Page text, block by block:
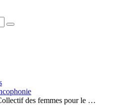
des femmes pour le …